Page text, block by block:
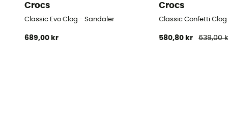
Crocs
Classic Evo Clog - Sandaler
689,00 kr
Crocs
Classic Confetti
580,80 kr 639,00